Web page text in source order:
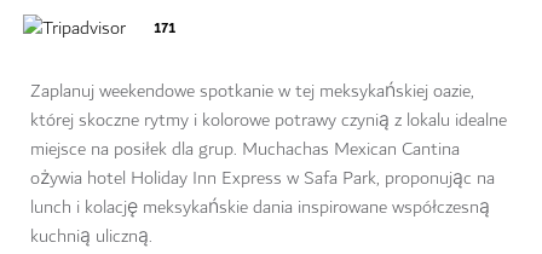
171
Zaplanuj weekendowe spotkanie w tej meksykańskiej oazie,
której skoczne rytmy i kolorowe potrawy czynią z lokalu idealne
miejsce na posiłek dla grup. Muchachas Mexican Cantina
ożywia hotel Holiday Inn Express w Safa Park, proponując na
lunch i kolację meksykańskie dania inspirowane współczesną
kuchnią uliczną.